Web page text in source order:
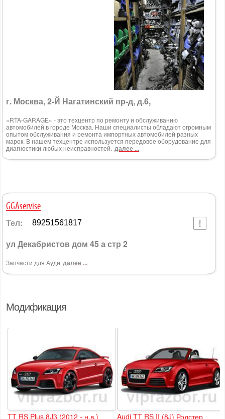
Модификация
TT RS Plus 8J3 (2012 - н.в.) Audi TT RS II (8J) Родстер
г. Москва, 2-Й Нагатинский пр-д, д.6,
«RTA-GARAGE» - это техцентр по ремонту и обслуживанию
автомобилей в городе Москва. Наши специалисты обладают огромным
опытом обслуживания и ремонта импортных автомобилей разных
марок. В нашем техцентре используется передовое оборудование для
диагностики любых неисправностей. далее ...
GGAservise
Тел: 89251561817
ул Декабристов дом 45 а стр 2
Запчасти для Ауди далее ...